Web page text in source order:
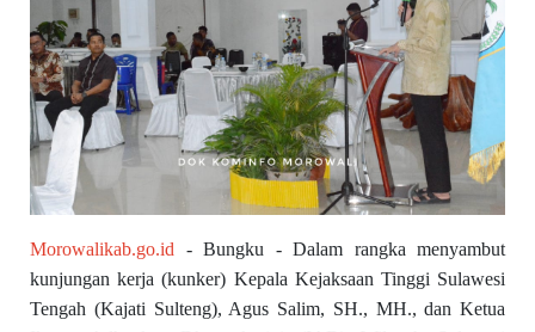
Morowalikab.go.id
- Bungku - Dalam rangka menyambut
kunjungan kerja (kunker) Kepala Kejaksaan Tinggi Sulawesi
Tengah (Kajati Sulteng), Agus Salim, SH., MH., dan Ketua